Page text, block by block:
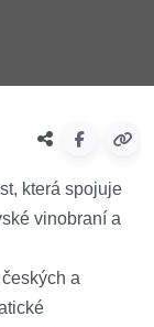
která spojuje
vinobraní a
a